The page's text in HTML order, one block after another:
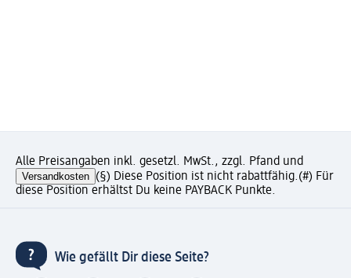
Alle Preisangaben inkl. gesetzl. MwSt., zzgl. Pfand und
Versandkosten (§) Diese Position ist nicht rabattfähig.(#) Für
diese Position erhältst Du keine PAYBACK Punkte.
Wie gefällt Dir diese Seite?